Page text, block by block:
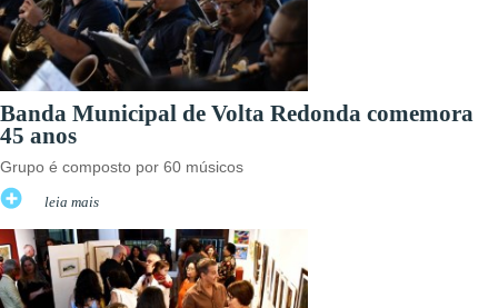
Banda Municipal de Volta Redonda comemora
45 anos
Grupo é composto por 60 músicos
leia mais